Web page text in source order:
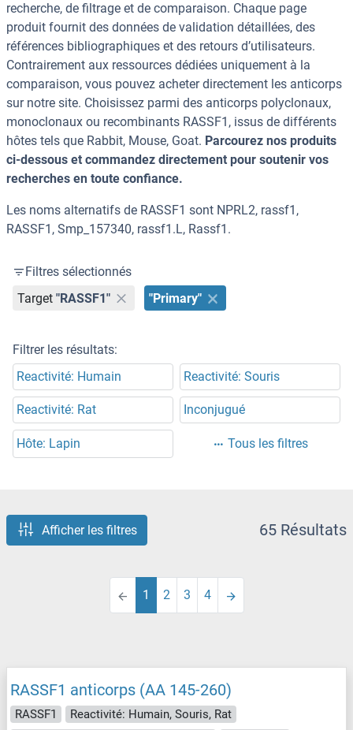
recherche, de filtrage et de comparaison. Chaque page
produit fournit des données de validation détaillées, des
références bibliographiques et des retours d’utilisateurs.
Contrairement aux ressources dédiées uniquement à la
comparaison, vous pouvez acheter directement les anticorps
sur notre site. Choisissez parmi des anticorps polyclonaux,
monoclonaux ou recombinants RASSF1, issus de différents
hôtes tels que Rabbit, Mouse, Goat. Parcourez nos produits
ci-dessous et commandez directement pour soutenir vos
recherches en toute confiance.
Les noms alternatifs de RASSF1 sont NPRL2, rassf1,
RASSF1, Smp_157340, rassf1.L, Rassf1.
Filtres sélectionnés
Target "RASSF1" "Primary"
Filtrer les résultats:
Reactivité: Humain
Reactivité: Souris
Reactivité: Rat Inconjugué
Hôte: Lapin Tous les filtres
Afficher les filtres 65 Résultats
1 2 3 4
RASSF1 anticorps (AA 145-260)
RASSF1
Reactivité: Humain, Souris, Rat